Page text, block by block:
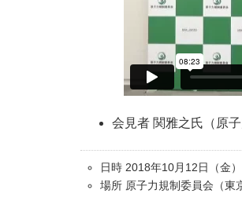
会見者 関雅之氏（原
日時 2018年10月12日（金
場所 原子力規制委員会（東